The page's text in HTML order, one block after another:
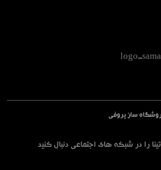
ساز پروفی
را در شبکه های اجتماعی دنبال کنید